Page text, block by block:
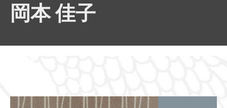
岡本 佳子